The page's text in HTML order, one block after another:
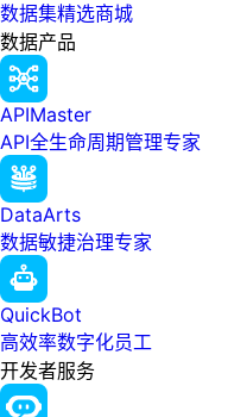
数据集精选商城
数据产品
APIMaster
API全生命周期管理专家
DataArts
数据敏捷治理专家
QuickBot
高效率数字化员工
开发者服务